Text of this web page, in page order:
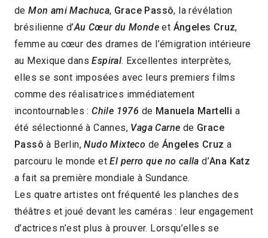
deMon ami Machuca, Grace Passô, la révélation
brésilienne d’Au Cœur du Mondeet Ángeles Cruz,
femme au cœur des drames de l’émigration intérieure
au Mexique dansEspiral. Excellentes interprètes,
elles se sont imposées avec leurs premiers films
comme des réalisatrices immédiatement
incontournables :Chile 1976 de Manuela Martelli a
été sélectionné à Cannes, Vaga Carne de Grace
Passô à Berlin,Nudo Mixteco de Ángeles Cruz a
parcouru le monde etEl perro que no callad’Ana Katz
a fait sa première mondiale à Sundance.
Les quatre artistes ont fréquenté les planches des
théâtres et joué devant les caméras : leur engagement
d’actrices n’est plus à prouver. Lorsqu’elles se